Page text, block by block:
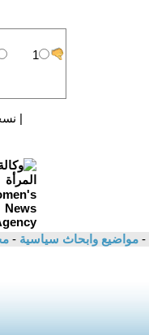
|
- مواضيع وابحاث سياسية -